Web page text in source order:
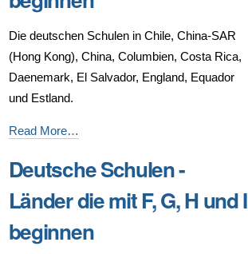
und
B
beginnen
-
Die deutschen Schulen in Chile, China-SAR
(Hong Kong), China, Columbien, Costa Rica,
Daenemark, El Salvador, England, Equador
und Estland.
Deutsche
Länder
die
mit
Read More…
Deutsche Schulen -
Länder die mit F, G, H und I
beginnen